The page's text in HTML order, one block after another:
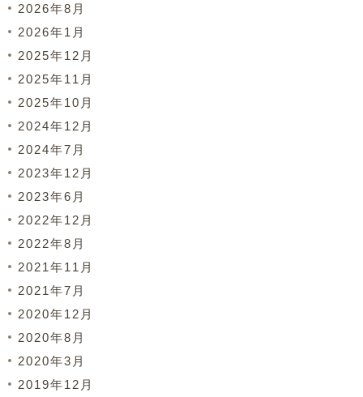
2026年8月
2026年1月
2025年12月
2025年11月
2025年10月
2024年12月
2024年7月
2023年12月
2023年6月
2022年12月
2022年8月
2021年11月
2021年7月
2020年12月
2020年8月
2020年3月
2019年12月